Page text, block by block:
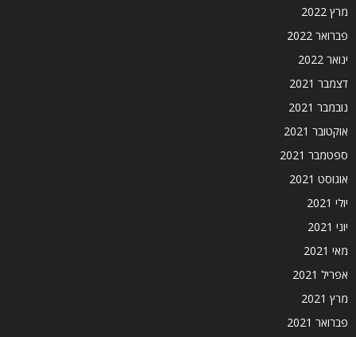
מרץ 2022
פברואר 2022
ינואר 2022
דצמבר 2021
נובמבר 2021
אוקטובר 2021
ספטמבר 2021
אוגוסט 2021
יולי 2021
יוני 2021
מאי 2021
אפריל 2021
מרץ 2021
פברואר 2021